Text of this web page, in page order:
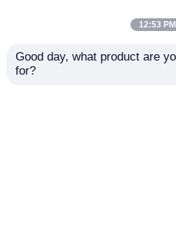
12:53 PM
Good day, what product are
for?